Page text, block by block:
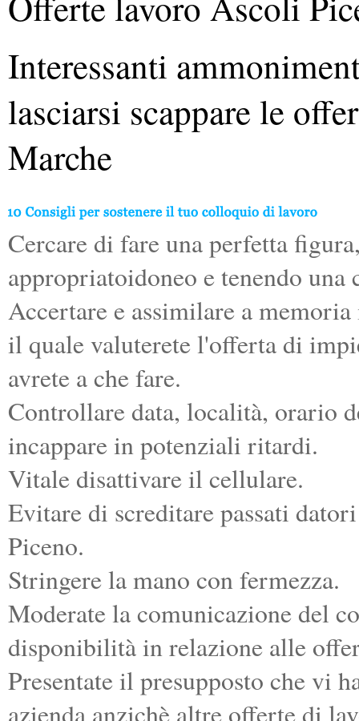
Interessanti
lasciarsi scappare le
Marche
Cercare di fare una perfetta
appropriatoidoneo e tenendo
Accertare e assimilare a
il quale valuterete l'offerta di
avrete a che fare.
Controllare data, località, orario
incappare in potenziali ritardi.
Vitale disattivare il cellulare.
Evitare di screditare passati
Piceno.
Stringere la mano con fermezza.
Moderate la comunicazione del
disponibilità in relazione alle
Presentate il presupposto che vi
azienda anzichè altre offerte di